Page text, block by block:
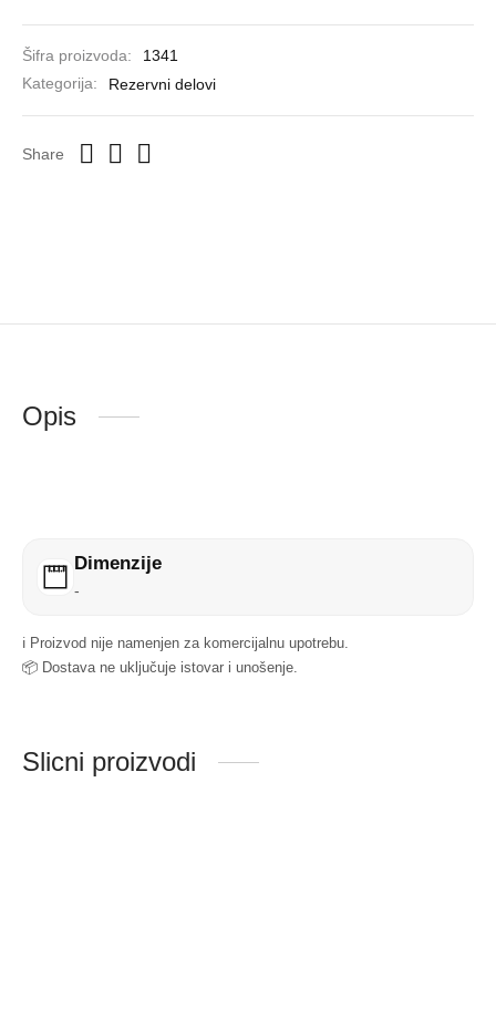
Šifra proizvoda:
1341
Kategorija:
Rezervni delovi
Share
Opis
Dimenzije
-
ℹ️ Proizvod nije namenjen za komercijalnu upotrebu.
📦 Dostava ne uključuje istovar i unošenje.
Slicni proizvodi